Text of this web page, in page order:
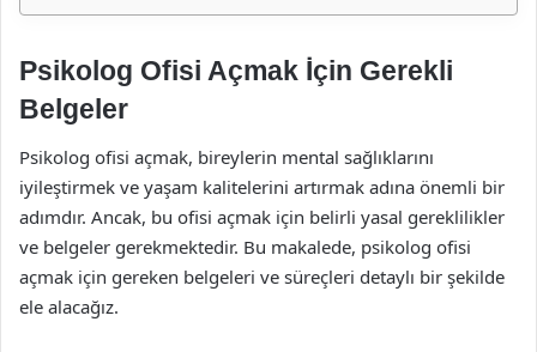
Psikolog Ofisi Açmak İçin Gerekli
Belgeler
Psikolog ofisi açmak, bireylerin mental sağlıklarını
iyileştirmek ve yaşam kalitelerini artırmak adına önemli bir
adımdır. Ancak, bu ofisi açmak için belirli yasal gereklilikler
ve belgeler gerekmektedir. Bu makalede, psikolog ofisi
açmak için gereken belgeleri ve süreçleri detaylı bir şekilde
ele alacağız.